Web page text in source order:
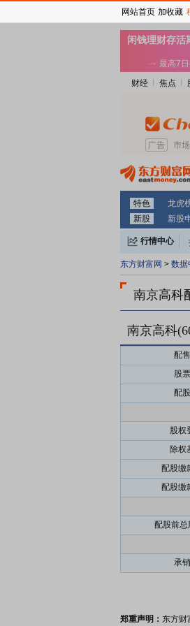
财经 焦点
特色 龙虎
新股
新股
行情中心
东方财富网 > 数据
南京高科
南京高科
配
股
配
股权
除权
配股缴
配股缴
配股前
承
郑重声明： 东方财
网站首页 加收藏